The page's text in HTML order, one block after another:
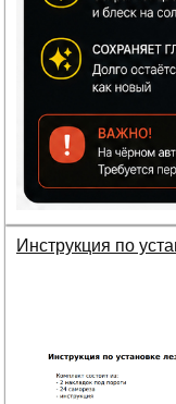
Инструкция по